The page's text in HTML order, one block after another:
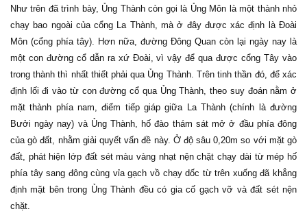
Như trên đã trình bày, Ủng Thành còn gọi là Ủng Môn là một thành nhỏ
chạy bao ngoài của cổng La Thành, mà ở đây được xác định là Đoài
Môn (cổng phía tây). Hơn nữa, đường Đông Quan còn lại ngày nay là
một con đường cổ dẫn ra xứ Đoài, vì vậy để qua được cổng Tây vào
trong thành thì nhất thiết phải qua Ủng Thành. Trên tinh thần đó, để xác
định lối đi vào từ con đường cổ qua Ủng Thành, theo suy đoán nằm ở
mặt thành phía nam, điểm tiếp giáp giữa La Thành (chính là đường
Bưởi ngày nay) và Ủng Thành, hố đào thám sát mở ở đầu phía đông
của gò đất, nhằm giải quyết vấn đề này. Ở độ sâu 0,20m so với mặt gò
đất, phát hiện lớp đất sét màu vàng nhạt nện chặt chạy dài từ mép hố
phía tây sang đông cùng vỉa gạch vồ chạy dốc từ trên xuống đã khẳng
định mặt bên trong Ủng Thành đều có gia cố gạch vỡ và đất sét nện
chặt.